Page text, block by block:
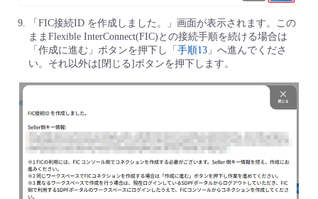
「FIC接続ID を作成しました。」画面が表示されます。この
ままFlexible InterConnect(FIC)との接続手順を続ける場合は
「作成に進む」ボタンを押下し「 手順13 」へ進んでくださ
い。それ以外は[閉じる]ボタンを押下します。